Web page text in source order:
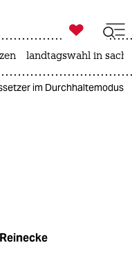

taz zahl ich
landtagswahl in
im Durchhaltemodus